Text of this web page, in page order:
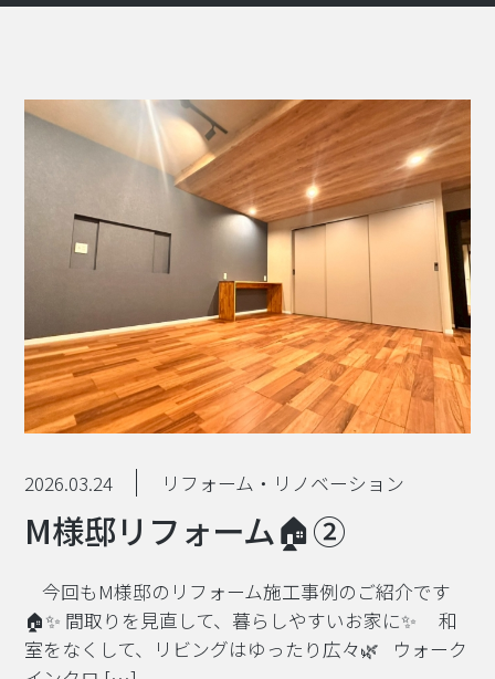
2026.03.24 リフォーム・リノベーション
M様邸リフォーム🏠②
⁡今回もM様邸のリフォーム施工事例のご紹介です
🏠✨ 間取りを見直して、暮らしやすいお家に✨ 和
室をなくして、リビングはゆったり広々🌿 ウォーク